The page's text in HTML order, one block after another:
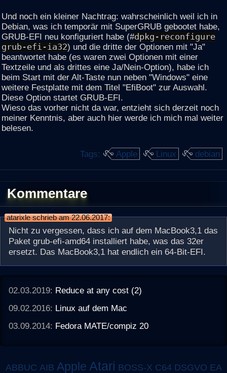
Und noch ein kleiner Nachtrag: wahrscheinlich weil ich in
Debian, was ich temporär mit SuperGRUB gebootet habe,
GRUB-EFI neu konfiguriert habe (#dpkg-reconfigure
grub-efi-ia32) und die dritte der Optionen mit "Ja"
beantwortet habe (es waren zwei Optionen mit einer
Textzeile und als drittes eine Ja/Nein-Option), habe ich
beim Start mit der Alt-Taste nun neben "Windows" eine
weitere Festplatte mit dem Titel "EfiBoot" zur Auswahl.
Diese Option startet GRUB-EFI.
Wieso das vorher nicht da war, entzieht sich derzeit noch
meiner Kenntnis, aber auch hier werde ich mich mal weiter
belesen.
Tags: Apple Linux debian
Kommentare
atarixle schrieb am 22.06.2017:
Nicht zu vergessen, dass ich auf dem MacBook3,1 das
Paket grub-efi-amd64 installiert habe, was das 32er
ersetzt. Das MacBook3,1 hat endlich ein 64-Bit-EFI.
02.03.2019: Reduce at any cost (2)
09.02.2016: Linux auf dem Mac
03.09.2014: Fedora MATE/compiz 20
ABBUC AIB Apple Atari BOSS-X C64 DSGVO EA